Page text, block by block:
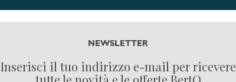
NEWSLETTER
Inserisci il tuo indirizzo e-mail per ricevere